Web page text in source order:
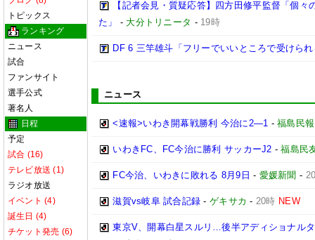
トピックス
ランキング
ニュース
試合
ファンサイト
選手公式
著名人
日程
予定
試合 (16)
テレビ放送 (1)
ラジオ放送
イベント (4)
誕生日 (4)
チケット発売 (6)
【記者会見・質疑応答】四方田修平監督「個
た」
- 大分トリニータ - 19時
DF 6 三竿雄斗「フリーでいいところで受けら
ニュース
<速報>いわき開幕戦勝利 今治に2―1 -福島民報
いわきFC、FC今治に勝利 サッカーJ2 -福島民
FC今治、いわきに敗れる 8月9日 - 愛媛新聞 -
滋賀vs岐阜 試合記録 -ゲキサカ - 20時 NEW
東京V、開幕白星スルリ…後半アディショナル